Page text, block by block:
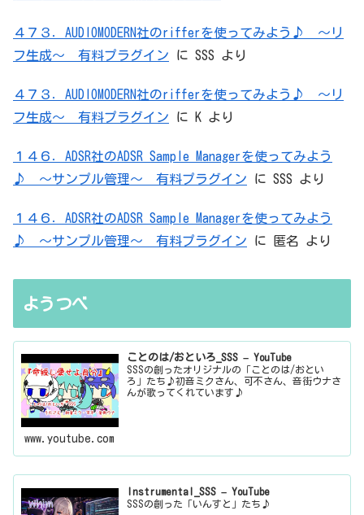
４７３．AUDIOMODERN社のrifferを使ってみよう♪ ～リ
フ生成～ 有料プラグイン に SSS より
４７３．AUDIOMODERN社のrifferを使ってみよう♪ ～リ
フ生成～ 有料プラグイン に K より
１４６．ADSR社のADSR Sample Managerを使ってみよう
♪ ～サンプル管理～ 有料プラグイン に SSS より
１４６．ADSR社のADSR Sample Managerを使ってみよう
♪ ～サンプル管理～ 有料プラグイン に 匿名 より
ようつべ
ことのは/おといろ_SSS – YouTube
SSSの創ったオリジナルの「ことのは/おとい
ろ」たち♪初音ミクさん、可不さん、音街ウナさ
んが歌ってくれています♪
www.youtube.com
Instrumental_SSS – YouTube
SSSの創った「いんすと」たち♪